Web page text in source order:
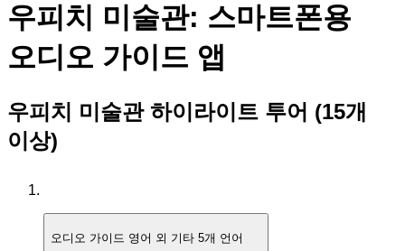
우피치 미술관: 스마트폰용
오디오 가이드 앱
우피치 미술관 하이라이트 투어 (15개
이상)
오디오 가이드 영어 외 기타 5개 언어